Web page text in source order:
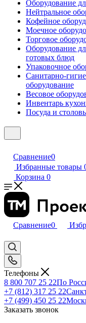
Оборудование
Нейтральное
Кофейное
Моечное
Торговое
Оборудование
готовых блюд
Упаковочное
Санитарно-
оборудование
Весовое
Инвентарь
Посуда и
Сравнение0
Избранные товары
Корзина 0
Сравнение0
Телефоны
8 800 707 25 22По
+7 (812) 317 25 22
+7 (499) 450 25 22
Заказать звонок